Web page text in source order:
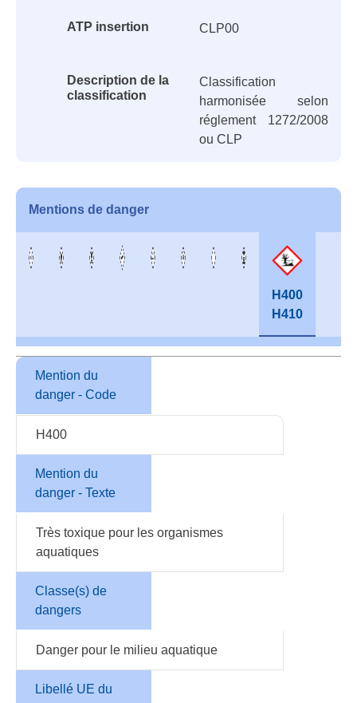
ATP insertion CLP00
Description de la
classification
Classification
harmonisée selon
réglement 1272/2008
ou CLP
Mentions de danger
H400
H410
Mention du
danger - Code
H400
Mention du
danger - Texte
Très toxique pour les organismes
aquatiques
Classe(s) de
dangers
Danger pour le milieu aquatique
Libellé UE du